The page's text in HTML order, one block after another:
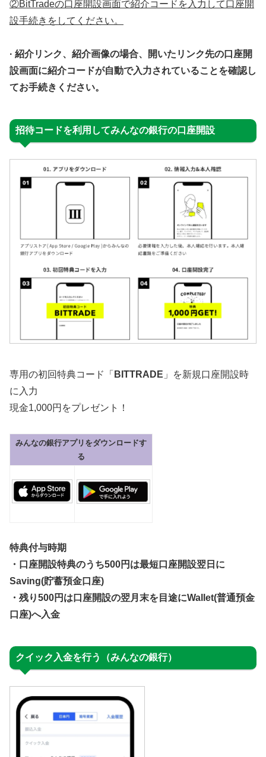
②BitTradeの口座開設画面で紹介コードを入力して口座開
設手続きをしてください。
· 紹介リンク、紹介画像の場合、開いたリンク先の口座開
設画面に紹介コードが自動で入力されていることを確認し
てお手続きください。
招待コードを利用してみんなの銀行の口座開設
専用の初回特典コード「 BITTRADE 」
を新規口座開設時
に入力
現金1,000円をプレゼント！
みんなの銀行アプリをダウンロードす
る
特典付与時期
・口座開設特典のうち500円は最短口座開設翌日に
Saving(貯蓄預金口座)
・残り500円は口座開設の翌月末を目途にWallet(普通預金
口座)へ入金
クイック入金を行う（みんなの銀行）